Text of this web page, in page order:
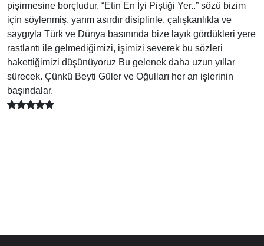
pişirmesine borçludur. “Etin En İyi Piştiği Yer..” sözü bizim
için söylenmiş, yarım asırdır disiplinle, çalışkanlıkla ve
saygıyla Türk ve Dünya basınında bize layık gördükleri yere
rastlantı ile gelmediğimizi, işimizi severek bu sözleri
hakettiğimizi düşünüyoruz Bu gelenek daha uzun yıllar
sürecek. Çünkü Beyti Güler ve Oğulları her an işlerinin
başındalar.